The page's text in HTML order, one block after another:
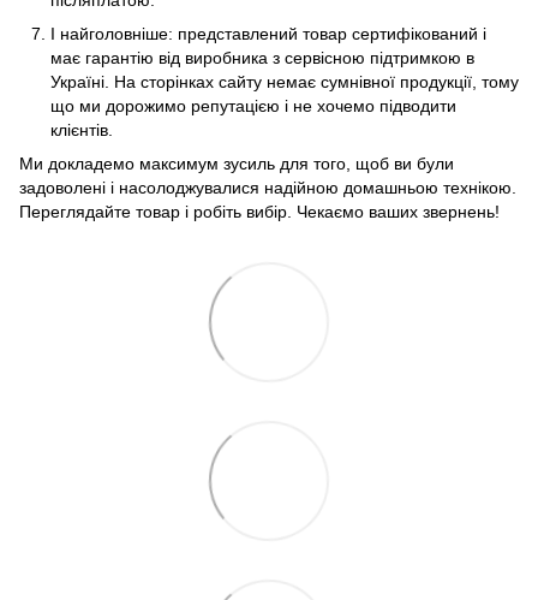
І найголовніше: представлений товар сертифікований і
має гарантію від виробника з сервісною підтримкою в
Україні. На сторінках сайту немає сумнівної продукції, тому
що ми дорожимо репутацією і не хочемо підводити
клієнтів.
Ми докладемо максимум зусиль для того, щоб ви були
задоволені і насолоджувалися надійною домашньою технікою.
Переглядайте товар і робіть вибір. Чекаємо ваших звернень!